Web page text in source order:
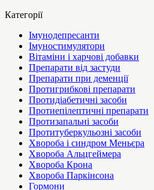
Категорії
Імунодепресанти
Імуностимулятори
Вітаміни і харчові добавки
Препарати від застуди
Препарати при деменції
Протигрибкові препарати
Протидіабетичні засоби
Протиепілептичні препарати
Протизапальні засоби
Протитуберкульозні засоби
Хвороба і синдром Меньєра
Хвороба Альцгеймера
Хвороба Крона
Хвороба Паркінсона
Гормони